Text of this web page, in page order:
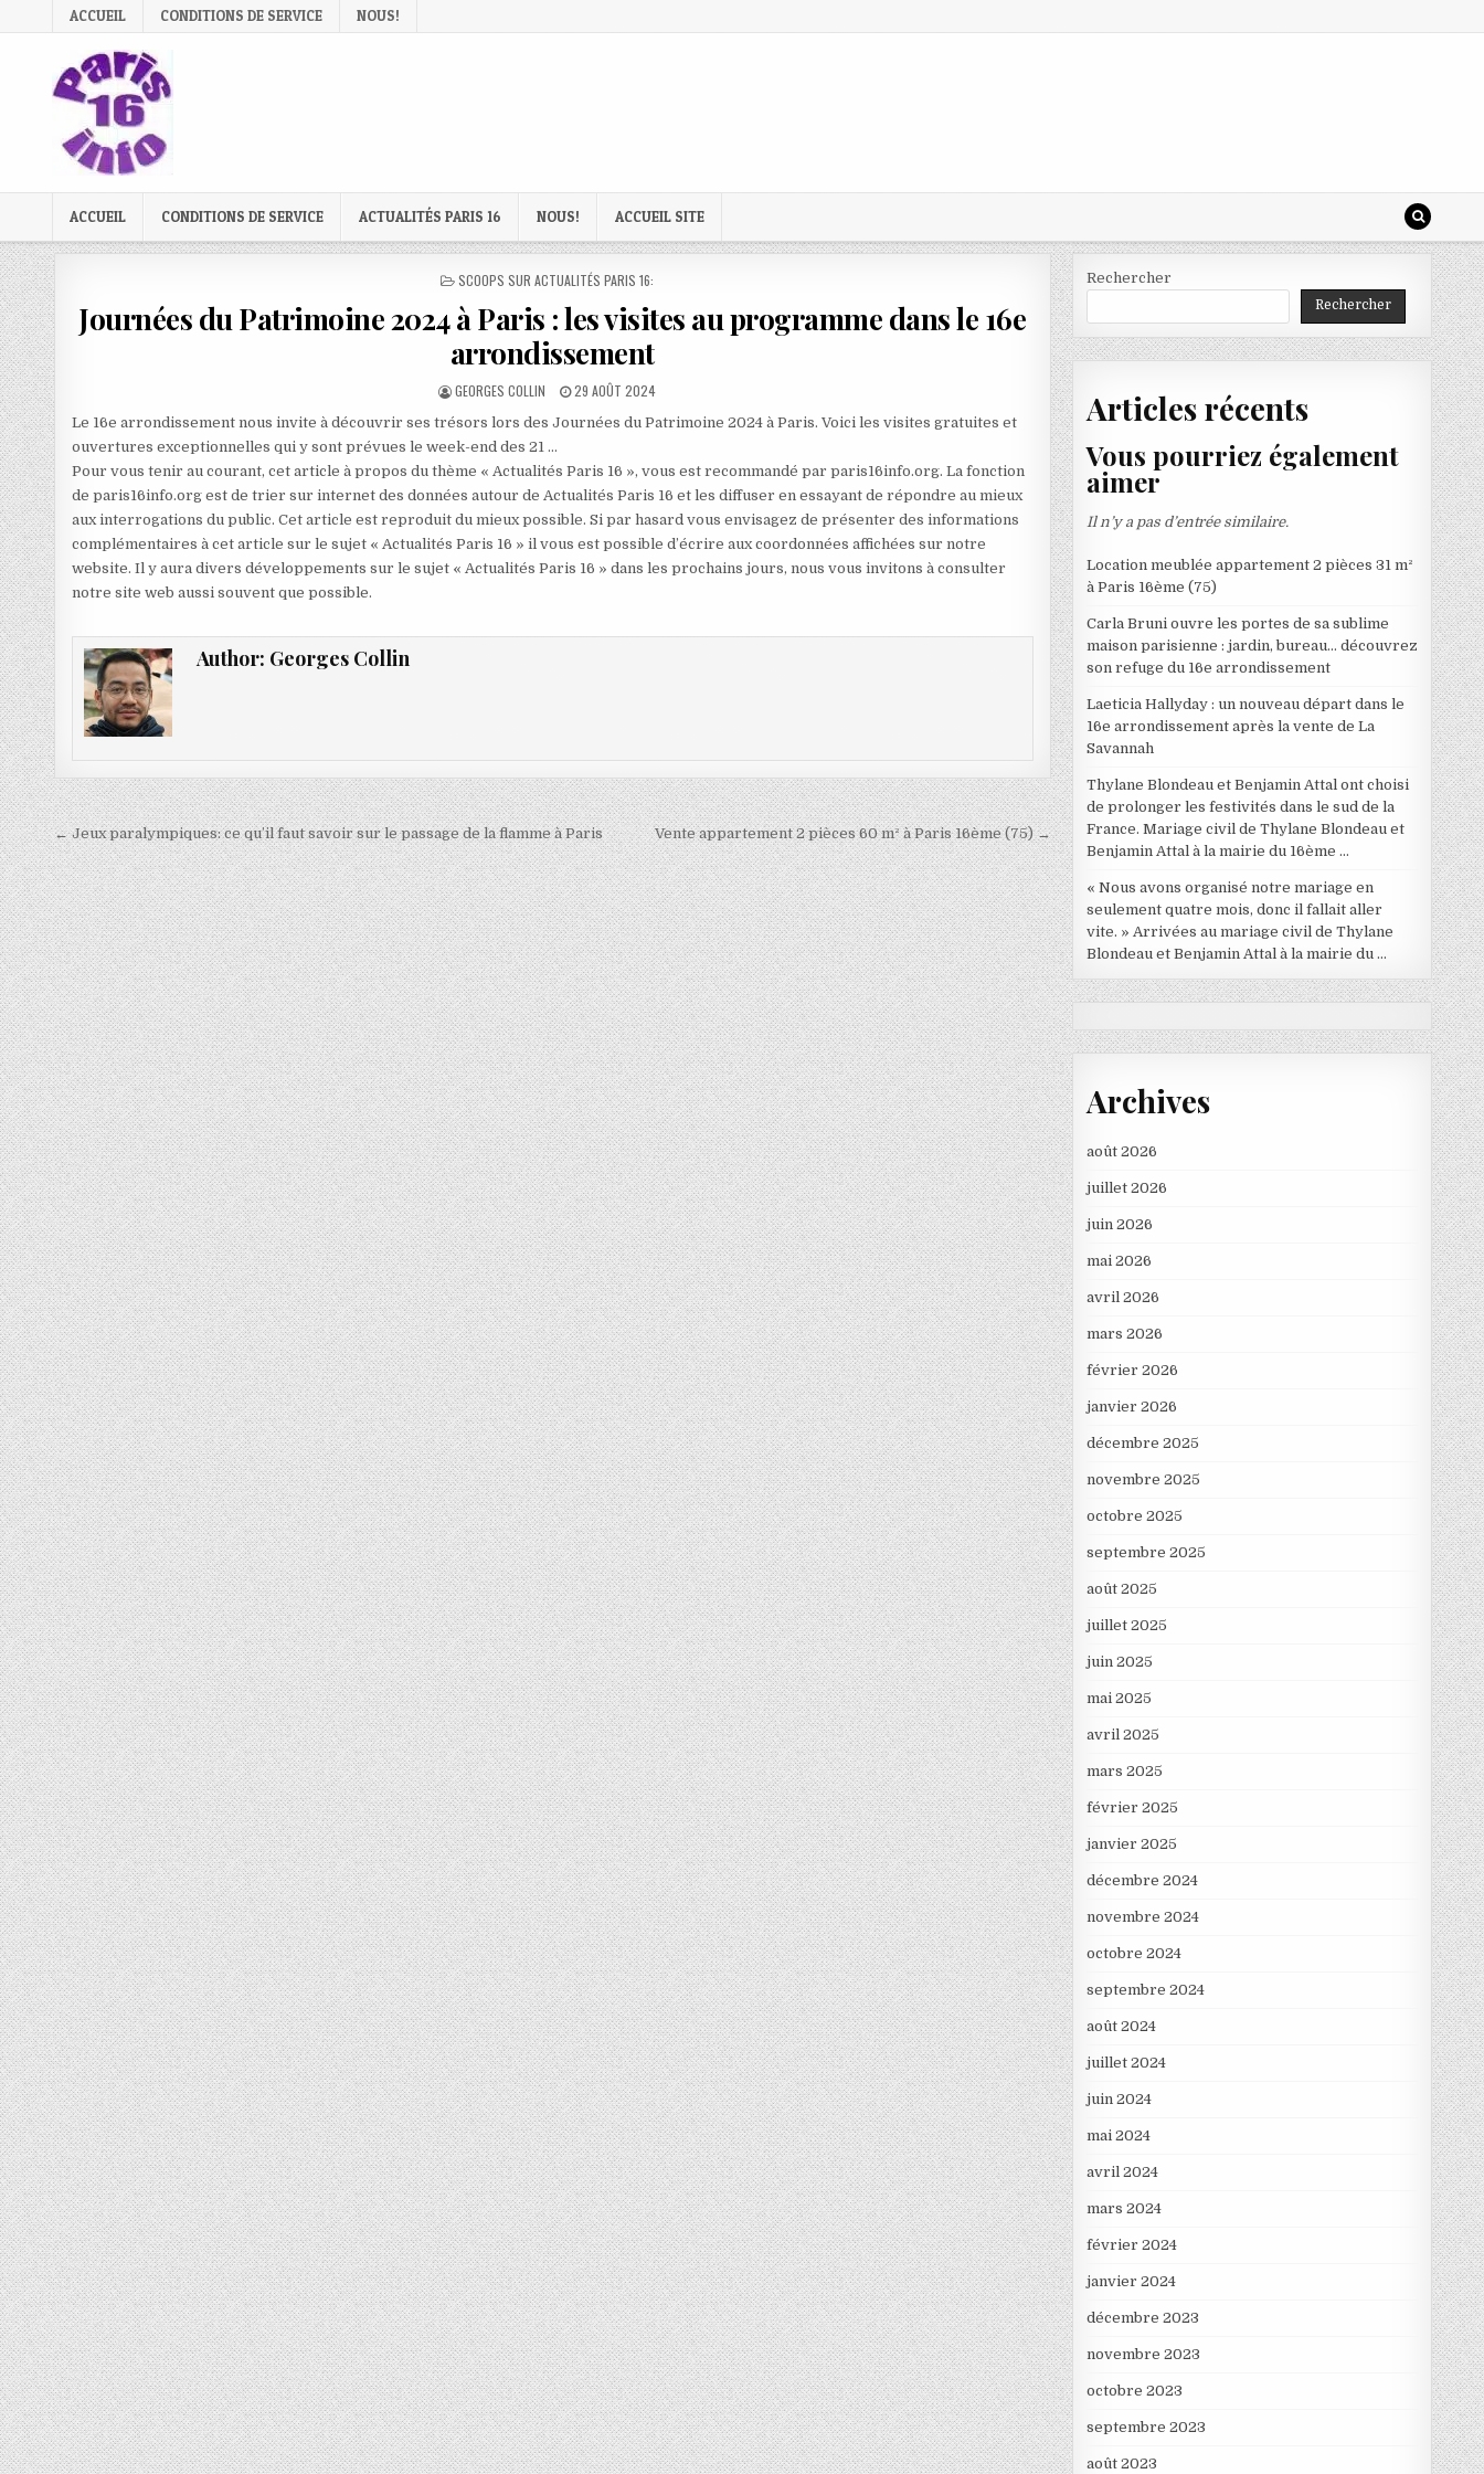
to
ACCUEIL CONDITIONS DE SERVICE NOUS!
ACCUEIL CONDITIONS DE SERVICE ACTUALITÉS PARIS 16 NOUS! ACCUEIL SITE
POSTED
SCOOPS SUR ACTUALITÉS PARIS 16:
Journées du Patrimoine 2024 à Paris : les visites au programme dans le 16e
arrondissement
AUTHOR:
GEORGES COLLIN
PUBLISHED
29 AOÛT 2024
Le 16e arrondissement nous invite à découvrir ses trésors lors des Journées du Patrimoine 2024 à Paris. Voici les visites gratuites et
ouvertures exceptionnelles qui y sont prévues le week-end des 21 …
Pour vous tenir au courant, cet article à propos du thème « Actualités Paris 16 », vous est recommandé par paris16info.org. La fonction
de paris16info.org est de trier sur internet des données autour de Actualités Paris 16 et les diffuser en essayant de répondre au mieux
aux interrogations du public. Cet article est reproduit du mieux possible. Si par hasard vous envisagez de présenter des informations
complémentaires à cet article sur le sujet « Actualités Paris 16 » il vous est possible d’écrire aux coordonnées affichées sur notre
website. Il y aura divers développements sur le sujet « Actualités Paris 16 » dans les prochains jours, nous vous invitons à consulter
notre site web aussi souvent que possible.
Author: Georges Collin
Navigation
de
l’article
← Jeux paralympiques: ce qu’il faut savoir sur le passage de la flamme à Paris Vente appartement 2 pièces 60 m² à Paris 16ème (75) →
Rechercher
Rechercher
Articles récents
Vous pourriez également
aimer
Il n’y a pas d’entrée similaire.
Location meublée appartement 2 pièces 31 m²
à Paris 16ème (75)
Carla Bruni ouvre les portes de sa sublime
maison parisienne : jardin, bureau… découvrez
son refuge du 16e arrondissement
Laeticia Hallyday : un nouveau départ dans le
16e arrondissement après la vente de La
Savannah
Thylane Blondeau et Benjamin Attal ont choisi
de prolonger les festivités dans le sud de la
France. Mariage civil de Thylane Blondeau et
Benjamin Attal à la mairie du 16ème …
« Nous avons organisé notre mariage en
seulement quatre mois, donc il fallait aller
vite. » Arrivées au mariage civil de Thylane
Blondeau et Benjamin Attal à la mairie du …
Archives
août 2026
juillet 2026
juin 2026
mai 2026
avril 2026
mars 2026
février 2026
janvier 2026
décembre 2025
novembre 2025
octobre 2025
septembre 2025
août 2025
juillet 2025
juin 2025
mai 2025
avril 2025
mars 2025
février 2025
janvier 2025
décembre 2024
novembre 2024
octobre 2024
septembre 2024
août 2024
juillet 2024
juin 2024
mai 2024
avril 2024
mars 2024
février 2024
janvier 2024
décembre 2023
novembre 2023
octobre 2023
septembre 2023
août 2023